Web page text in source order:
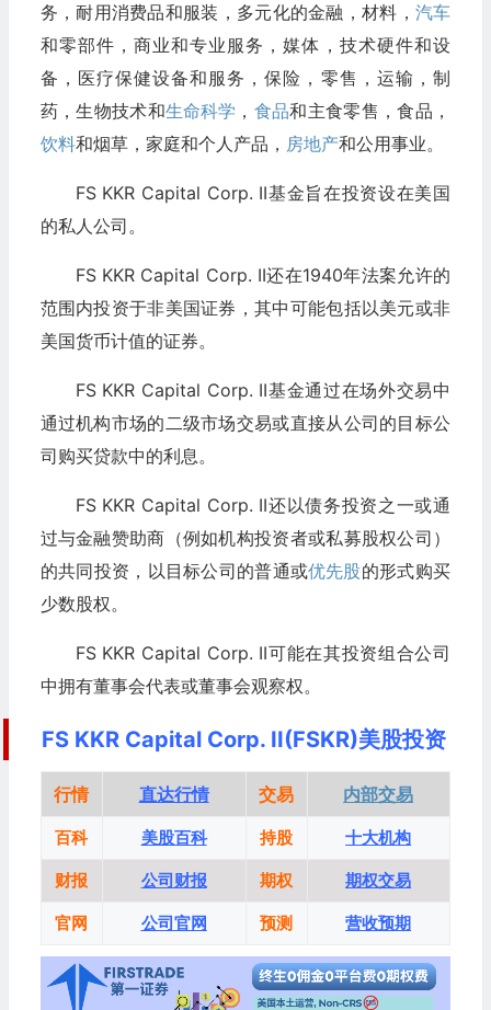
务，耐用消费品和服装，多元化的金融，材料， 汽车
和零部件，商业和专业服务，媒体，技术硬件和设
备，医疗保健设备和服务，保险，零售，运输，制
药，生物技术和生命科学 ， 食品和主食零售，食品，
饮料和烟草，家庭和个人产品， 房地产和公用事业。
FS KKR Capital Corp. II基金旨在投资设在美国
的私人公司。
FS KKR Capital Corp. II还在1940年法案允许的
范围内投资于非美国证券，其中可能包括以美元或非
美国货币计值的证券。
FS KKR Capital Corp. II基金通过在场外交易中
通过机构市场的二级市场交易或直接从公司的目标公
司购买贷款中的利息。
FS KKR Capital Corp. II还以债务投资之一或通
过与金融赞助商（例如机构投资者或私募股权公司）
的共同投资，以目标公司的普通或优先股的形式购买
少数股权。
FS KKR Capital Corp. II可能在其投资组合公司
中拥有董事会代表或董事会观察权。
FS KKR Capital Corp. II(FSKR)美股投资
行情 直达行情 交易 内部交易
百科 美股百科 持股 十大机构
财报 公司财报 期权 期权交易
官网 公司官网 预测 营收预期